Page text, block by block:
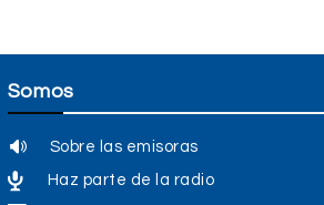
Somos
Sobre las emisoras
Haz parte de la radio